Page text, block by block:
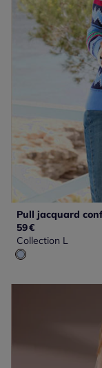
59€
Collection L